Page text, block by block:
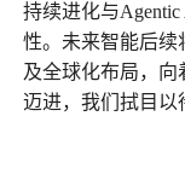
持续进化与
性。未来智能后续
及全球化布局，向
迈进，我们拭目以